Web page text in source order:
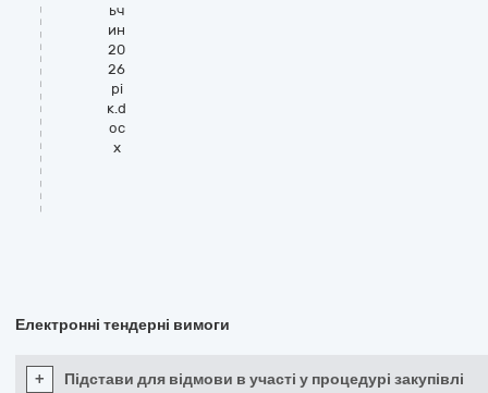
ьч
ин
20
26
рі
к.d
oc
x
Електронні тендерні вимоги
+ Підстави для відмови в участі у процедурі закупівлі